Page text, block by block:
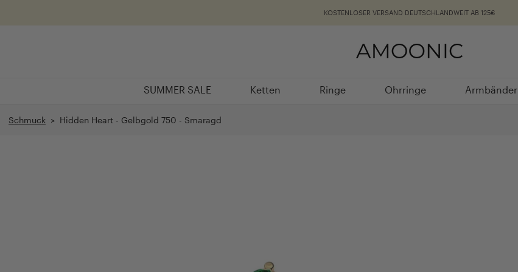
KOSTENLOSER VERSAND DEUTSCHLANDWEIT AB 125€
SUMMER SALE
SUMMER SALE
Ketten
Ketten
Ringe
Ringe
Ohrringe
Ohrringe
Armbänder
Armbänder
Schmuck > Hidden Heart - Gelbgold 750 - Smaragd